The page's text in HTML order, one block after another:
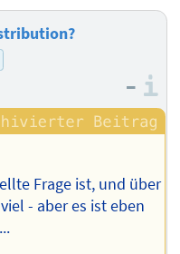
–
Frage ist, und über
- aber es ist eben